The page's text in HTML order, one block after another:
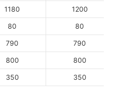
1180 1200
80 80
790 790
800 800
350 350